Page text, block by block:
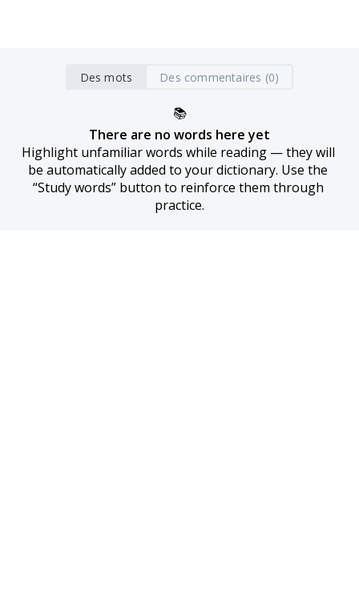
Des mots Des commentaires (0)
📚
There are no words here yet
Highlight unfamiliar words while reading — they will
be automatically added to your dictionary. Use the
“Study words” button to reinforce them through
practice.